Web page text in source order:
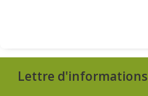
Lettre d'informations